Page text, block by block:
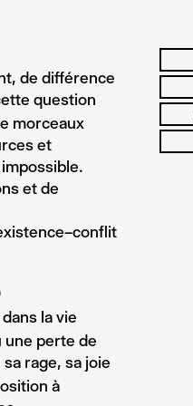
de différence
question
morceaux
et
et de
la vie
une perte de
rage, sa joie
à